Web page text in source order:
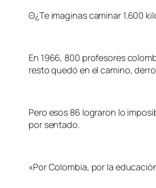
Θ¿Te imaginas caminar 1.600
En 1966, 800 profesores
resto quedó en el camino,
Pero esos 86 lograron lo
por sentado.
«Por Colombia, por la